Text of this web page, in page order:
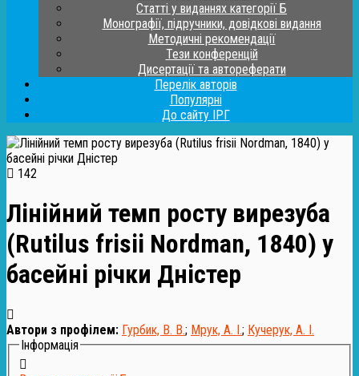
Статті у виданнях категорії Б
Монографії, підручники, довідкові видання
Методичні рекомендації
Тези конференцій
Дисертації та автореферати
Перелік авторів
Популярні
До сайту ІРГ
142
Лінійний темп росту вирезуба
(Rutilus frisii Nordman, 1840) у
басейні річки Дністер
Автори з профілем: Гурбик, В. В.; Мрук, А. І.; Кучерук, А. І.
Інформація